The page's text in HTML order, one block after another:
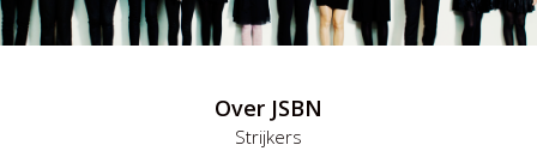
Over JSBN
Strijkers